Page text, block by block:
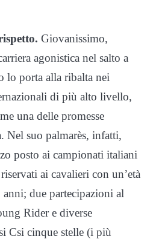
Giovanissimo,
agonistica nel salto a
lo porta alla ribalta nei
di più alto livello,
una delle promesse
Nel suo palmarès, infatti,
posto ai campionati italiani
ai cavalieri con un’età
due partecipazioni al
Rider e diverse
Csi cinque stelle (i più